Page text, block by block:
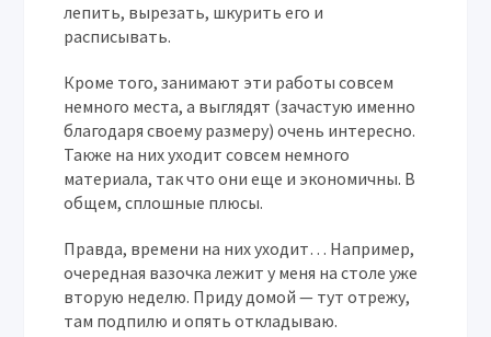
лепить, вырезать, шкурить его и
расписывать.
Кроме того, занимают эти работы совсем
немного места, а выглядят (зачастую именно
благодаря своему размеру) очень интересно.
Также на них уходит совсем немного
материала, так что они еще и экономичны. В
общем, сплошные плюсы.
Правда, времени на них уходит… Например,
очередная вазочка лежит у меня на столе уже
вторую неделю. Приду домой — тут отрежу,
там подпилю и опять откладываю.